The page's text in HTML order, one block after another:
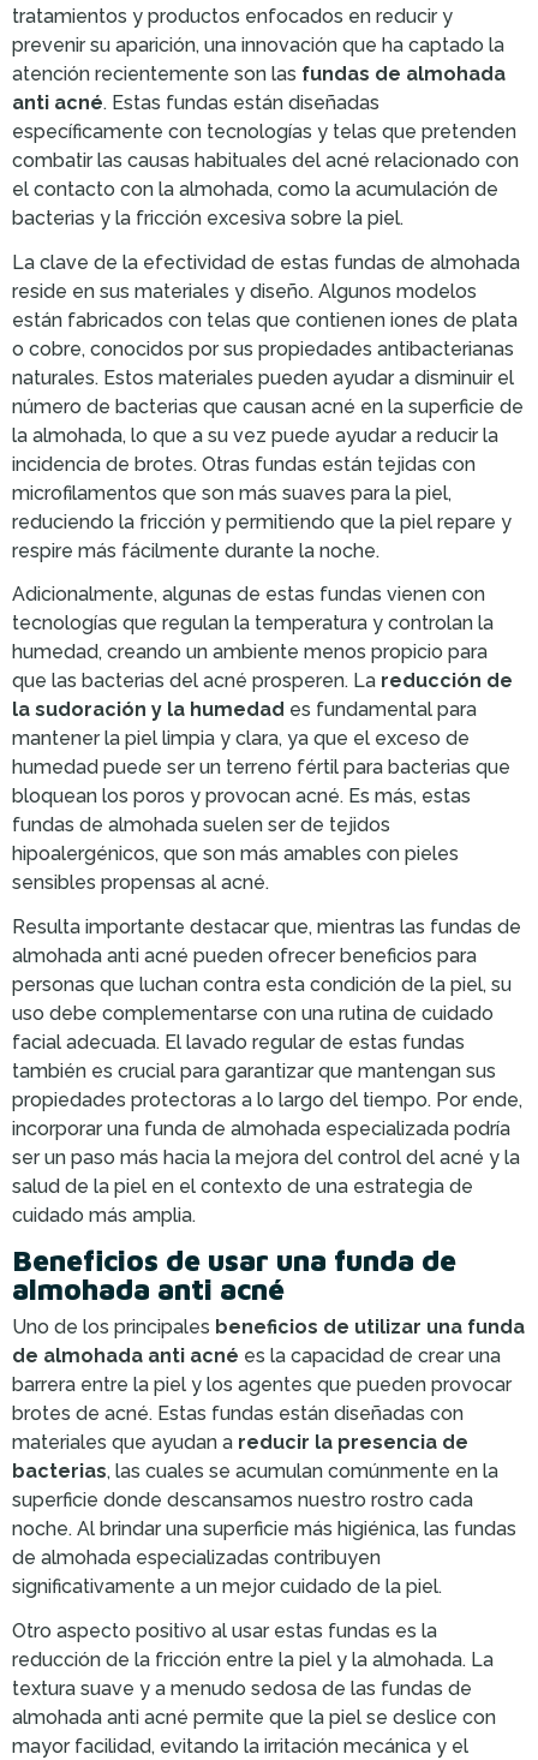
tratamientos y productos enfocados en reducir y
prevenir su aparición, una innovación que ha captado la
atención recientemente son las fundas de almohada
anti acné. Estas fundas están diseñadas
específicamente con tecnologías y telas que pretenden
combatir las causas habituales del acné relacionado con
el contacto con la almohada, como la acumulación de
bacterias y la fricción excesiva sobre la piel.
La clave de la efectividad de estas fundas de almohada
reside en sus materiales y diseño. Algunos modelos
están fabricados con telas que contienen iones de plata
o cobre, conocidos por sus propiedades antibacterianas
naturales. Estos materiales pueden ayudar a disminuir el
número de bacterias que causan acné en la superficie de
la almohada, lo que a su vez puede ayudar a reducir la
incidencia de brotes. Otras fundas están tejidas con
microfilamentos que son más suaves para la piel,
reduciendo la fricción y permitiendo que la piel repare y
respire más fácilmente durante la noche.
Adicionalmente, algunas de estas fundas vienen con
tecnologías que regulan la temperatura y controlan la
humedad, creando un ambiente menos propicio para
que las bacterias del acné prosperen. La reducción de
la sudoración y la humedad es fundamental para
mantener la piel limpia y clara, ya que el exceso de
humedad puede ser un terreno fértil para bacterias que
bloquean los poros y provocan acné. Es más, estas
fundas de almohada suelen ser de tejidos
hipoalergénicos, que son más amables con pieles
sensibles propensas al acné.
Resulta importante destacar que, mientras las fundas de
almohada anti acné pueden ofrecer beneficios para
personas que luchan contra esta condición de la piel, su
uso debe complementarse con una rutina de cuidado
facial adecuada. El lavado regular de estas fundas
también es crucial para garantizar que mantengan sus
propiedades protectoras a lo largo del tiempo. Por ende,
incorporar una funda de almohada especializada podría
ser un paso más hacia la mejora del control del acné y la
salud de la piel en el contexto de una estrategia de
cuidado más amplia.
Beneficios de usar una funda de
almohada anti acné
Uno de los principales beneficios de utilizar una funda
de almohada anti acné es la capacidad de crear una
barrera entre la piel y los agentes que pueden provocar
brotes de acné. Estas fundas están diseñadas con
materiales que ayudan a reducir la presencia de
bacterias, las cuales se acumulan comúnmente en la
superficie donde descansamos nuestro rostro cada
noche. Al brindar una superficie más higiénica, las fundas
de almohada especializadas contribuyen
significativamente a un mejor cuidado de la piel.
Otro aspecto positivo al usar estas fundas es la
reducción de la fricción entre la piel y la almohada. La
textura suave y a menudo sedosa de las fundas de
almohada anti acné permite que la piel se deslice con
mayor facilidad, evitando la irritación mecánica y el